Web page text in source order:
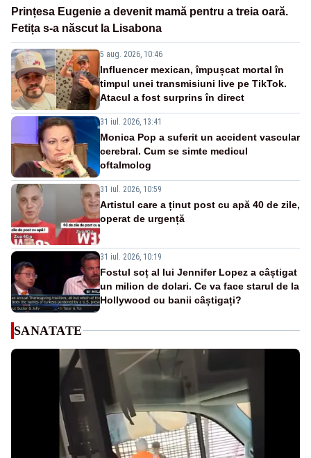
Prințesa Eugenie a devenit mamă pentru a treia oară.
Fetița s-a născut la Lisabona
5 aug. 2026, 10:46
Influencer mexican, împușcat mortal în
timpul unei transmisiuni live pe TikTok.
Atacul a fost surprins în direct
31 iul. 2026, 13:41
Monica Pop a suferit un accident vascular
cerebral. Cum se simte medicul
oftalmolog
31 iul. 2026, 10:59
Artistul care a ținut post cu apă 40 de zile,
operat de urgență
31 iul. 2026, 10:19
Fostul soț al lui Jennifer Lopez a câștigat
un milion de dolari. Ce va face starul de la
Hollywood cu banii câștigați?
SANATATE